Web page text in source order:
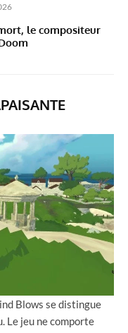
le compositeur
Blows se distingue
Le jeu ne comporte